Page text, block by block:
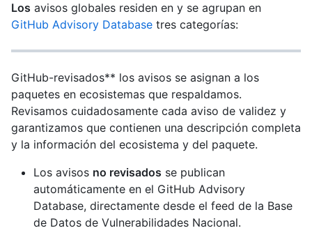
Los avisos globales residen en y se agrupan en
GitHub Advisory Database tres categorías:
GitHub-revisados** los avisos se asignan a los
paquetes en ecosistemas que respaldamos.
Revisamos cuidadosamente cada aviso de validez y
garantizamos que contienen una descripción completa
y la información del ecosistema y del paquete.
Los avisos no revisados se publican
automáticamente en el GitHub Advisory
Database, directamente desde el feed de la Base
de Datos de Vulnerabilidades Nacional.